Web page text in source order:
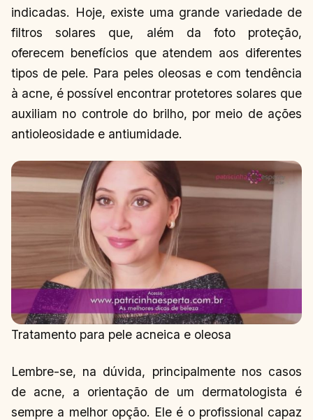
indicadas. Hoje, existe uma grande variedade de
filtros solares que, além da foto proteção,
oferecem benefícios que atendem aos diferentes
tipos de pele. Para peles oleosas e com tendência
à acne, é possível encontrar protetores solares que
auxiliam no controle do brilho, por meio de ações
antioleosidade e antiumidade.
Tratamento para pele acneica e oleosa
Lembre-se, na dúvida, principalmente nos casos
de acne, a orientação de um dermatologista é
sempre a melhor opção. Ele é o profissional capaz